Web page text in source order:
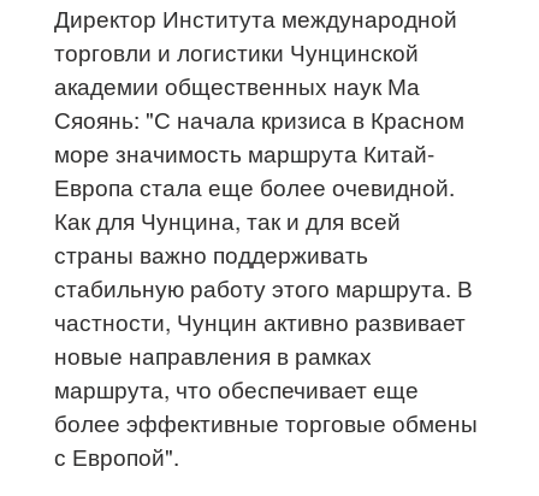
Директор Института международной
торговли и логистики Чунцинской
академии общественных наук Ма
Сяоянь: "С начала кризиса в Красном
море значимость маршрута Китай-
Европа стала еще более очевидной.
Как для Чунцина, так и для всей
страны важно поддерживать
стабильную работу этого маршрута. В
частности, Чунцин активно развивает
новые направления в рамках
маршрута, что обеспечивает еще
более эффективные торговые обмены
с Европой".